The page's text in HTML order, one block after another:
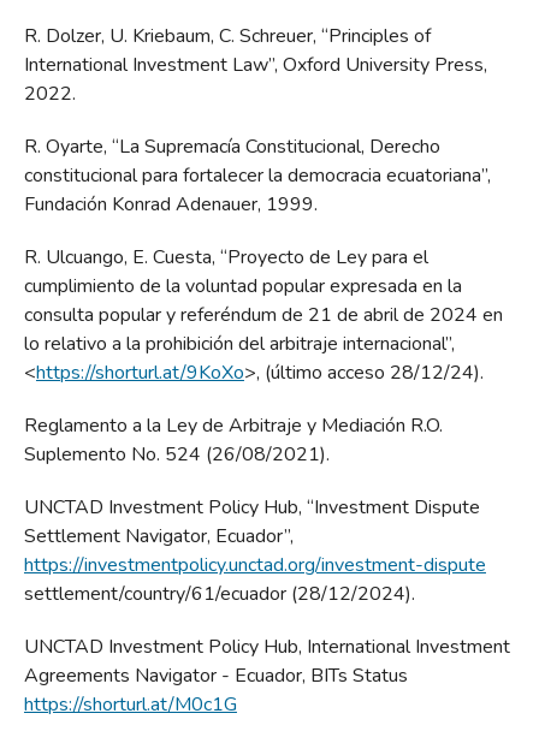
R. Dolzer, U. Kriebaum, C. Schreuer, “Principles of
International Investment Law”, Oxford University Press,
2022.
R. Oyarte, “La Supremacía Constitucional, Derecho
constitucional para fortalecer la democracia ecuatoriana”,
Fundación Konrad Adenauer, 1999.
R. Ulcuango, E. Cuesta, “Proyecto de Ley para el
cumplimiento de la voluntad popular expresada en la
consulta popular y referéndum de 21 de abril de 2024 en
lo relativo a la prohibición del arbitraje internacional”,
<https://shorturl.at/9KoXo>, (último acceso 28/12/24).
Reglamento a la Ley de Arbitraje y Mediación R.O.
Suplemento No. 524 (26/08/2021).
UNCTAD Investment Policy Hub, “Investment Dispute
Settlement Navigator, Ecuador”,
https://investmentpolicy.unctad.org/investment-dispute
settlement/country/61/ecuador (28/12/2024).
UNCTAD Investment Policy Hub, International Investment
Agreements Navigator - Ecuador, BITs Status
https://shorturl.at/M0c1G